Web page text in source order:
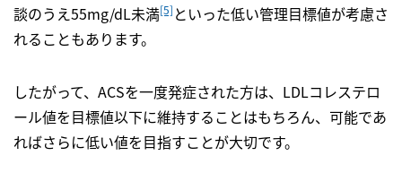
談のうえ55mg/dL未満[5] といった低い管理目標値が考慮さ
れることもあります。
したがって、ACSを一度発症された方は、LDLコレステロ
ール値を目標値以下に維持することはもちろん、可能であ
ればさらに低い値を目指すことが大切です。